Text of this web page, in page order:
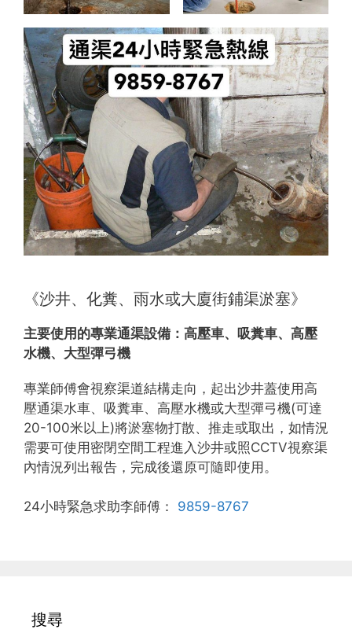
《沙井、化糞、雨水或大廈街鋪渠淤塞》
主要使用的專業通渠設備： 高壓車、吸糞車、高壓
水機、大型彈弓機
專業師傅會視察渠道結構走向，起出沙井蓋使用高
壓通渠水車、吸糞車、高壓水機或大型彈弓機(可達
20-100米以上)將淤塞物打散、推走或取出，如情況
需要可使用密閉空間工程進入沙井或照CCTV視察渠
內情況列出報告，完成後還原可隨即使用。
24小時緊急求助李師傅： 9859-8767
搜尋